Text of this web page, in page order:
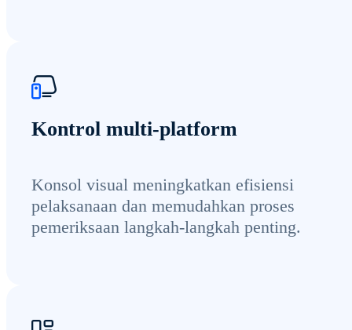
Kontrol multi-platform
Konsol visual meningkatkan efisiensi
pelaksanaan dan memudahkan proses
pemeriksaan langkah-langkah penting.